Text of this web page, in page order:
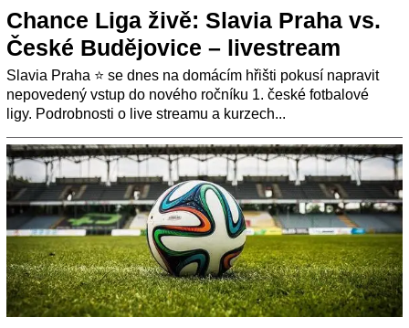
Chance Liga živě: Slavia Praha vs.
České Budějovice – livestream
Slavia Praha ⭐ se dnes na domácím hřišti pokusí napravit
nepovedený vstup do nového ročníku 1. české fotbalové
ligy. Podrobnosti o live streamu a kurzech...